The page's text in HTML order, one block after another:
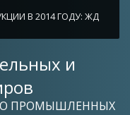
В 2014 ГОДУ: ЖД
и
О ПРОМЫШЛЕННЫХ